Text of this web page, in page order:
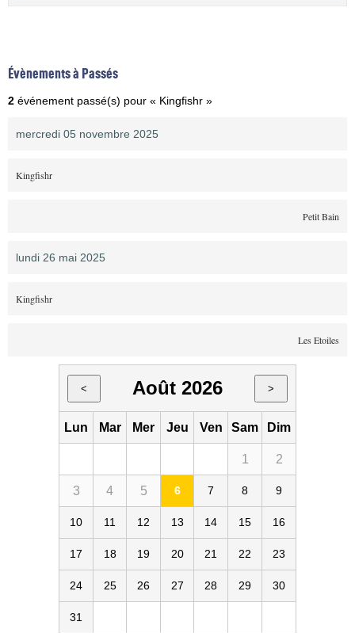
Évènements à Passés
2 événement passé(s) pour « Kingfishr »
mercredi 05 novembre 2025
Kingfishr
Petit Bain
lundi 26 mai 2025
Kingfishr
Les Etoiles
< Août 2026 >
Lun Mar Mer Jeu Ven Sam Dim
1 2
3 4 5 6 7 8 9
10 11 12 13 14 15 16
17 18 19 20 21 22 23
24 25 26 27 28 29 30
31